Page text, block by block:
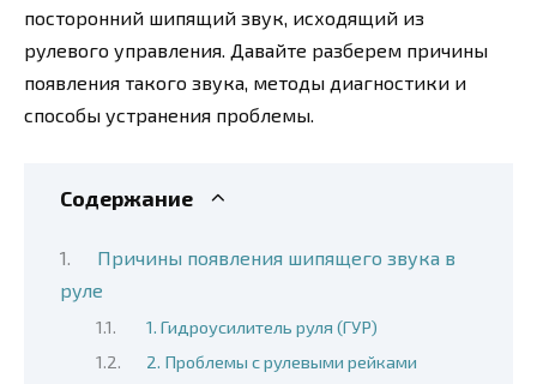
посторонний шипящий звук, исходящий из
рулевого управления. Давайте разберем причины
появления такого звука, методы диагностики и
способы устранения проблемы.
Содержание
Причины появления шипящего звука в
руле
1. Гидроусилитель руля (ГУР)
2. Проблемы с рулевыми рейками